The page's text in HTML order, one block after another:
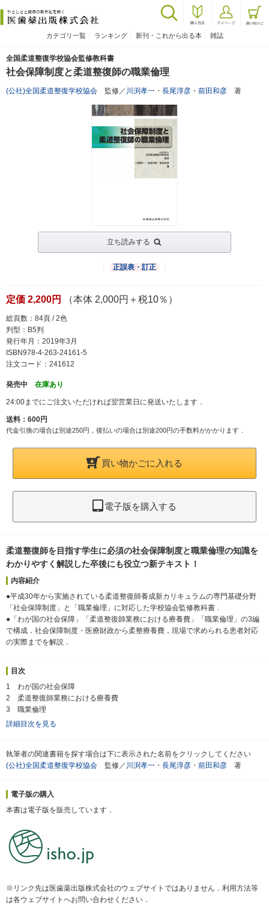
カテゴリ一覧 ランキング 新刊・これから出る本 雑誌
全国柔道整復学校協会監修教科書
社会保障制度と柔道整復師の職業倫理
(公社)全国柔道整復学校協会 監修／ 川渕孝一 ・ 長尾淳彦 ・ 前田和彦 著
立ち読みする
正誤表・訂正
定価 2,200円 （本体 2,000円＋税10％）
総頁数：84頁 / 2色
判型：B5判
発行年月：2019年3月
ISBN978-4-263-24161-5
注文コード：241612
発売中 在庫あり
24:00までにご注文いただければ翌営業日に発送いたします．
送料：600円
代金引換の場合は別途250円，後払いの場合は別途200円の手数料がかかります．
買い物かごに入れる
電子版を購入する
柔道整復師を目指す学生に必須の社会保障制度と職業倫理の知識を
わかりやすく解説した卒後にも役立つ新テキスト！
内容紹介
●平成30年から実施されている柔道整復師養成新カリキュラムの専門基礎分野
「社会保障制度」と「職業倫理」に対応した学校協会監修教科書．
●「わが国の社会保障」「柔道整復師業務における療養費」「職業倫理」の3編
で構成．社会保障制度・医療財政から柔整療養費，現場で求められる患者対応
の実際までを解説．
目次
1 わが国の社会保障
2 柔道整復師業務における療養費
3 職業倫理
詳細目次を見る
執筆者の関連書籍を探す場合は下に表示された名前をクリックしてください
(公社)全国柔道整復学校協会 監修／ 川渕孝一 ・ 長尾淳彦 ・ 前田和彦 著
電子版の購入
本書は電子版を販売しています．
※リンク先は医歯薬出版株式会社のウェブサイトではありません．利用方法等
は各ウェブサイトへお問い合わせください．